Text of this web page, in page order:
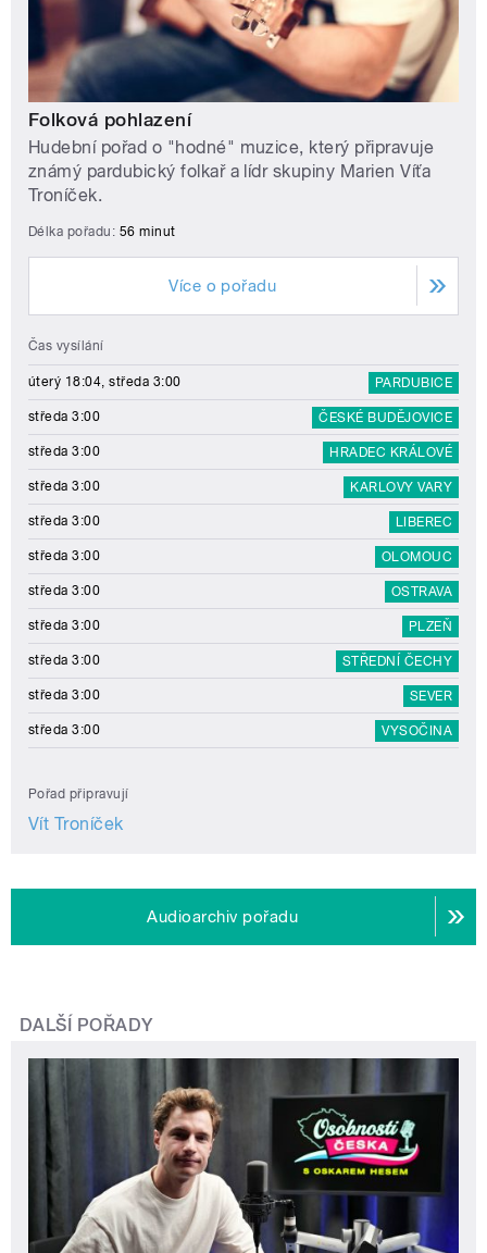
Folková pohlazení
Hudební pořad o "hodné" muzice, který připravuje
známý pardubický folkař a lídr skupiny Marien Víťa
Troníček.
Délka pořadu: 56 minut
Více o pořadu
Čas vysílání
úterý 18:04, středa 3:00 PARDUBICE
středa 3:00 ČESKÉ BUDĚJOVICE
středa 3:00 HRADEC KRÁLOVÉ
středa 3:00 KARLOVY VARY
středa 3:00 LIBEREC
středa 3:00 OLOMOUC
středa 3:00 OSTRAVA
středa 3:00 PLZEŇ
středa 3:00 STŘEDNÍ ČECHY
středa 3:00 SEVER
středa 3:00 VYSOČINA
Pořad připravují
Vít Troníček
Audioarchiv pořadu
DALŠÍ POŘADY